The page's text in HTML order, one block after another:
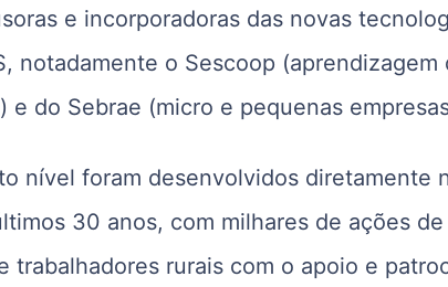
e incorporadoras das novas
notadamente o Sescoop (aprendizagem
e do Sebrae (micro e pequenas
nível foram desenvolvidos diretamente
30 anos, com milhares de ações
trabalhadores rurais com o apoio e